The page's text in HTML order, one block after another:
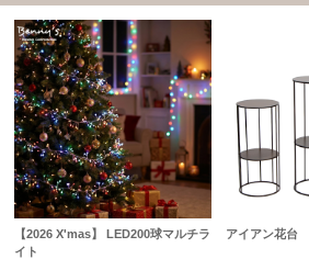
【2026 X'mas】 LED200球マルチラ
イト
アイアン花台